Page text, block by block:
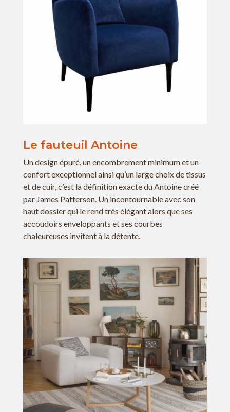
Le fauteuil Antoine
Un design épuré, un encombrement minimum et un
confort exceptionnel ainsi qu’un large choix de tissus
et de cuir, c’est la définition exacte du Antoine créé
par James Patterson. Un incontournable avec son
haut dossier qui le rend très élégant alors que ses
accoudoirs enveloppants et ses courbes
chaleureuses invitent à la détente.